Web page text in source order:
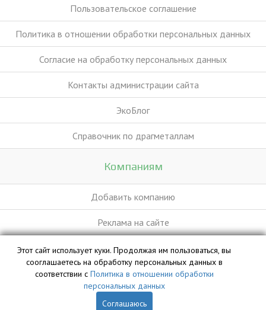
Пользовательское соглашение
Политика в отношении обработки персональных данных
Согласие на обработку персональных данных
Контакты администрации сайта
ЭкоБлог
Справочник по драгметаллам
Компаниям
Добавить компанию
Реклама на сайте
База данных сайта vyvoz.org является интеллектуальной
собственностью ООО «Профит» и охраняется законом.
Этот сайт использует куки. Продолжая им пользоваться, вы
сооглашаетесь на обработку персональных данных в
соответствии с Политика в отношении обработки
персональных данных
Соглашаюсь